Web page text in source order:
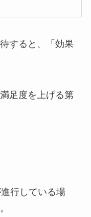
すると、「効果
足度を上げる第
行している場